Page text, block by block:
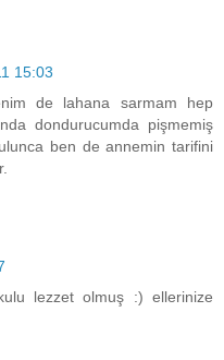
15:03
de lahana sarmam hep
dondurucumda pişmemiş
ben de annemin tarifini
lezzet olmuş :) ellerinize